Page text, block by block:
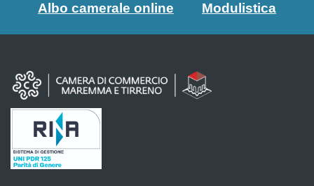
Albo camerale online Modulistica